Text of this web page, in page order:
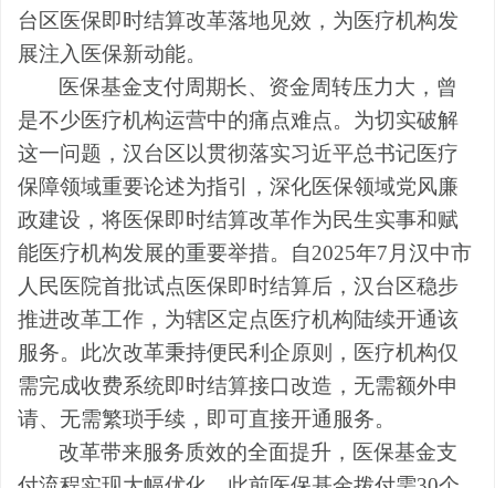
台区医保即时结算改革落地见效，为医疗机构发
展注入医保新动能。
医保基金支付周期长、资金周转压力大，曾
是不少医疗机构运营中的痛点难点。为切实破解
这一问题，汉台区以贯彻落实习近平总书记医疗
保障领域重要论述为指引，深化医保领域党风廉
政建设，将医保即时结算改革作为民生实事和赋
能医疗机构发展的重要举措。自2025年7月汉中市
人民医院首批试点医保即时结算后，汉台区稳步
推进改革工作，为辖区定点医疗机构陆续开通该
服务。此次改革秉持便民利企原则，医疗机构仅
需完成收费系统即时结算接口改造，无需额外申
请、无需繁琐手续，即可直接开通服务。
改革带来服务质效的全面提升，医保基金支